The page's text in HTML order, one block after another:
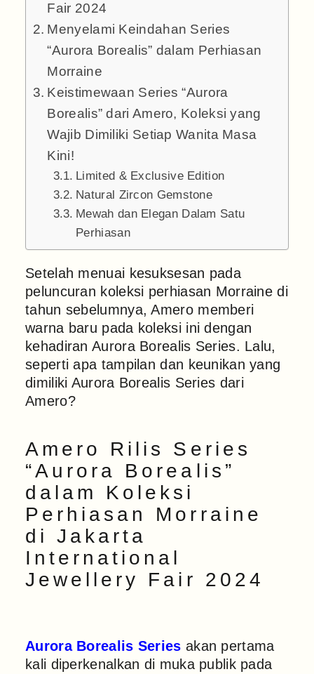
Fair 2024
Menyelami Keindahan Series
“Aurora Borealis” dalam Perhiasan
Morraine
Keistimewaan Series “Aurora
Borealis” dari Amero, Koleksi yang
Wajib Dimiliki Setiap Wanita Masa
Kini!
Limited & Exclusive Edition
Natural Zircon Gemstone
Mewah dan Elegan Dalam Satu
Perhiasan
Setelah menuai kesuksesan pada
peluncuran koleksi perhiasan Morraine di
tahun sebelumnya, Amero memberi
warna baru pada koleksi ini dengan
kehadiran Aurora Borealis Series. Lalu,
seperti apa tampilan dan keunikan yang
dimiliki Aurora Borealis Series dari
Amero?
Amero Rilis Series
“Aurora Borealis”
dalam Koleksi
Perhiasan Morraine
di Jakarta
International
Jewellery Fair 2024
Aurora Borealis Series akan pertama
kali diperkenalkan di muka publik pada